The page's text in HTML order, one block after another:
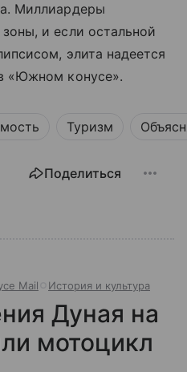
Миллиардеры
и если остальной
элита надеется
«Южном конусе».
Туризм
Поделиться
Mail История и культура
Дуная на
мотоцикл